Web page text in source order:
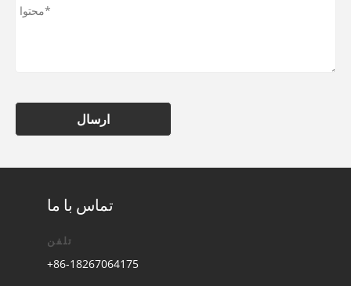
ارسال
تماس با ما
تلفن
+86-18267064175